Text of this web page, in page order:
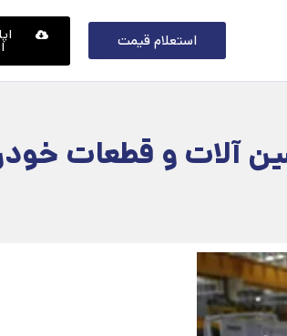
استعلام قیمت
آلات و قطعات